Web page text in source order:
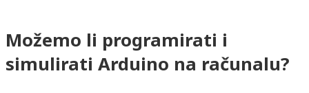
Možemo li programirati i
simulirati Arduino na računalu?